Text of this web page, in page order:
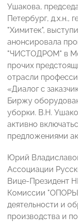
Ушакова,
Петербург, д.х.н.,
"Химитек",
анонсировала
"ЧИСТОДРОМ" в
прочих
отрасли
«Диалог с
Биржу
уборки. В.Н.
активно
предложениями
Юрий
Ассоциации
Вице-Президент
Комиссии
деятельности и
производства и